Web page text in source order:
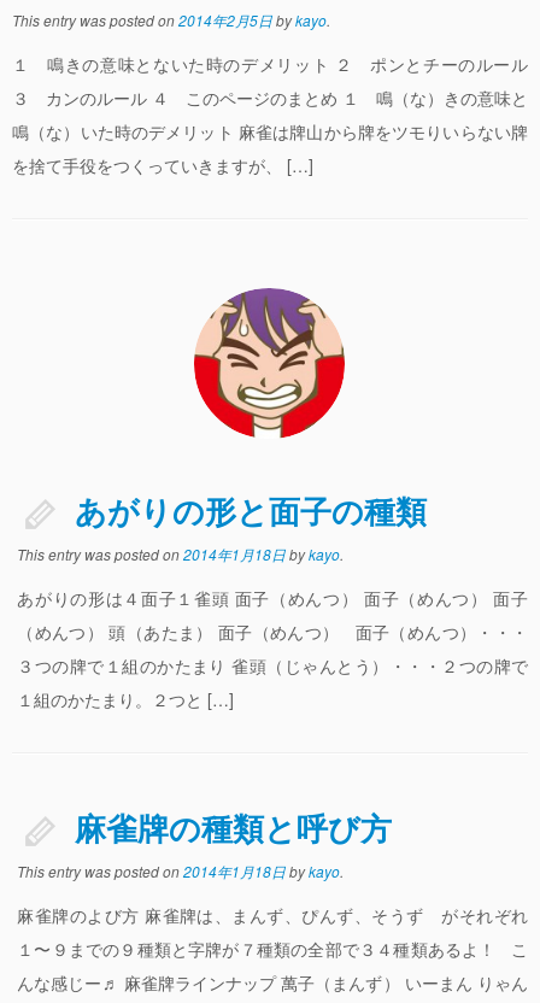
強くなるために絶対に覚えておきたい形
面子を効率よくつくる１
面子を効率よくつくる２
多面待ちランキング
リアル麻雀デビューする前に覚えておきたいこと
イベント
北海道
東北
関東
中国
四国
九州
沖縄
This entry was posted on2014年2月5日bykayo.
１ 鳴きの意味とないた時のデメリット ２ ポンとチーのルール
３ カンのルール ４ このページのまとめ １ 鳴（な）きの意味と
鳴（な）いた時のデメリット 麻雀は牌山から牌をツモりいらない牌
を捨て手役をつくっていきますが、 […]
あがりの形と面子の種類
This entry was posted on2014年1月18日bykayo.
あがりの形は４面子１雀頭 面子（めんつ） 面子（めんつ） 面子
（めんつ） 頭（あたま） 面子（めんつ） 面子（めんつ）・・・
３つの牌で１組のかたまり 雀頭（じゃんとう）・・・２つの牌で
１組のかたまり。２つと […]
麻雀牌の種類と呼び方
This entry was posted on2014年1月18日bykayo.
麻雀牌のよび方 麻雀牌は、まんず、ぴんず、そうず がそれぞれ
１〜９までの９種類と字牌が７種類の全部で３４種類あるよ！ こ
んな感じー♬ 麻雀牌ラインナップ 萬子（まんず） いーまん りゃん